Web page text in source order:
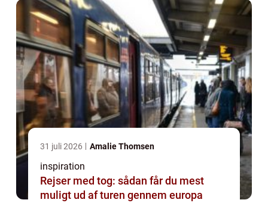
31 juli 2026 Amalie Thomsen
inspiration
Rejser med tog: sådan får du mest
muligt ud af turen gennem europa